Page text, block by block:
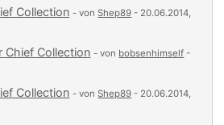
Collection - vonShep89 - 20.06.2014,
Chief Collection - von bobsenhimself -
Collection - vonShep89 - 20.06.2014,